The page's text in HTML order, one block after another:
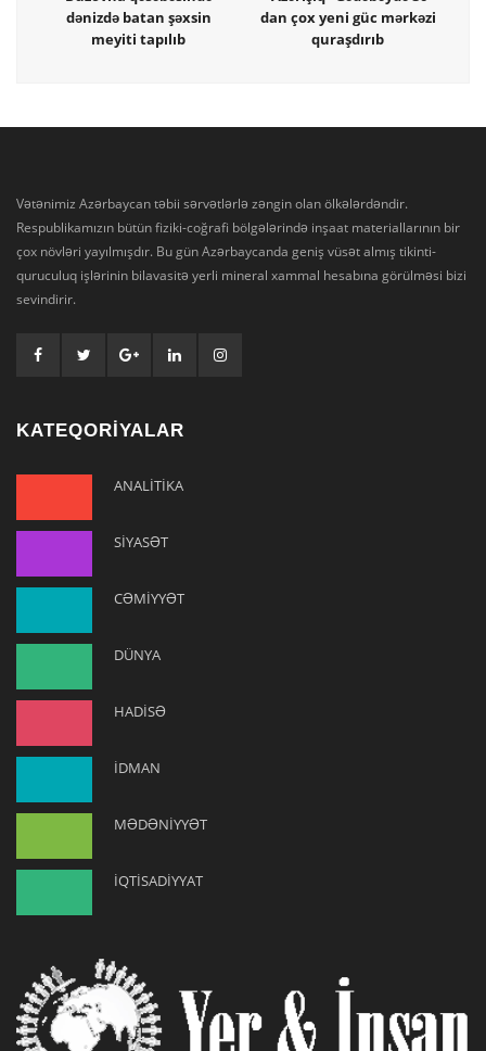
dənizdə batan şəxsin
meyiti tapılıb
dan çox yeni güc mərkəzi
quraşdırıb
Vətənimiz Azərbaycan təbii sərvətlərlə zəngin olan ölkələrdəndir.
Respublikamızın bütün fiziki-coğrafi bölgələrində inşaat materiallarının bir
çox növləri yayılmışdır. Bu gün Azərbaycanda geniş vüsət almış tikinti-
quruculuq işlərinin bilavasitə yerli mineral xammal hesabına görülməsi bizi
sevindirir.
KATEQORİYALAR
ANALİTİKA
SİYASƏT
CƏMİYYƏT
DÜNYA
HADİSƏ
İDMAN
MƏDƏNİYYƏT
İQTİSADİYYAT